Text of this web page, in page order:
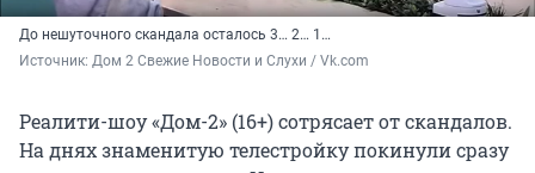
До нешуточного скандала осталось 3… 2… 1…
Источник: Дом 2 Свежие Новости и Слухи / Vk.com
Реалити-шоу «Дом-2» (16+) сотрясает от скандалов.
На днях знаменитую телестройку покинули сразу